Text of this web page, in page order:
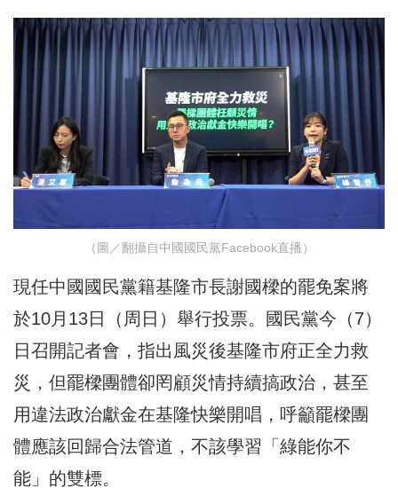
（圖／翻攝自中國國民黨Facebook直播）
現任中國國民黨籍基隆市長謝國樑的罷免案將
於10月13日（周日）舉行投票。國民黨今（7）
日召開記者會，指出風災後基隆市府正全力救
災，但罷樑團體卻罔顧災情持續搞政治，甚至
用違法政治獻金在基隆快樂開唱，呼籲罷樑團
體應該回歸合法管道，不該學習「綠能你不
能」的雙標。